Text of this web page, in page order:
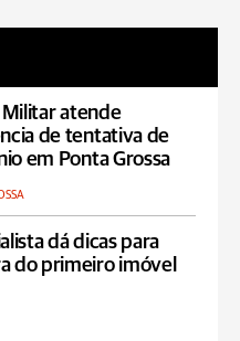
Militar atende
de tentativa de
em Ponta Grossa
dá dicas para
do primeiro imóvel